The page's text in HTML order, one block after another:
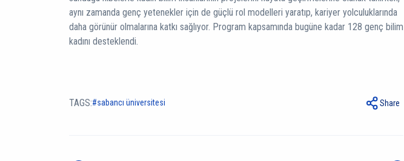
aynı zamanda genç yetenekler için de güçlü rol modelleri yaratıp, kariyer yolculuklarında
daha görünür olmalarına katkı sağlıyor. Program kapsamında bugüne kadar 128 genç bilim
kadını desteklendi.
TAGS: sabancı üniversitesi Share